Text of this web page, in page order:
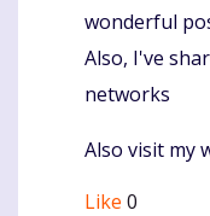
wonderful
Also, I've
networks
Also visit my
Like 0